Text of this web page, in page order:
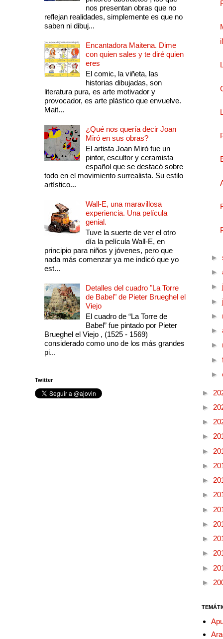
nos presentan obras que no
reflejan realidades, simplemente es que no
saben ni dibuj...
Encantadora Maitena. Dime
con quien sales y te diré quien
eres
El comic, la viñeta, las
historias dibujadas, son
literatura pura, es arte motivador y
provocador, es arte plástico que envuelve.
Mait...
¿Qué nos quería decir Joan
Miró en sus obras?
El artista Joan Miró fue un
pintor, escultor y ceramista
español que se destacó sobre
todo en el movimiento surrealista. Su estilo
artístico...
Wall-E, una maravillosa
experiencia. Una película
genial.
Tuve la suerte de ver el otro
día la película Wall-E, en
principio para niños y jóvenes, pero que
nada más comenzar ya me indicó que yo
est...
Detalles del cuadro "La Torre
de Babel" de Pieter Brueghel el
Viejo
El cuadro de “La Torre de
Babel” fue pintado por Pieter
Brueghel el Viejo , (1525 - 1569)
considerado como uno de los más grandes
pi...
Twitter
►
►
►
►
►
►
►
►
►
►
►
►
►
►
►
►
►
►
►
►
►
►
►